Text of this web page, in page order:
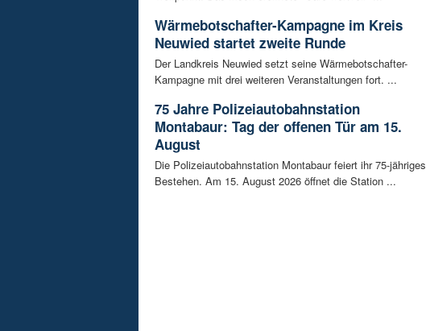
Wärmebotschafter-Kampagne im Kreis
Neuwied startet zweite Runde
Der Landkreis Neuwied setzt seine Wärmebotschafter-
Kampagne mit drei weiteren Veranstaltungen fort. ...
75 Jahre Polizeiautobahnstation
Montabaur: Tag der offenen Tür am 15.
August
Die Polizeiautobahnstation Montabaur feiert ihr 75-jähriges
Bestehen. Am 15. August 2026 öffnet die Station ...